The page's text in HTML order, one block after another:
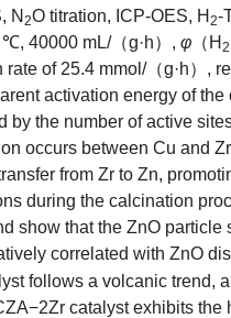
N2O titration, ICP-OES, H2-
℃,40000 mL/（g·h）,φ （H2
of 25.4 mmol/（g·h）,
activation energy of
the number of active
occurs between Cu and
from Zr to Zn,
during the calcination
show that the ZnO
correlated with ZnO
follows a volcanic trend,
catalyst exhibits